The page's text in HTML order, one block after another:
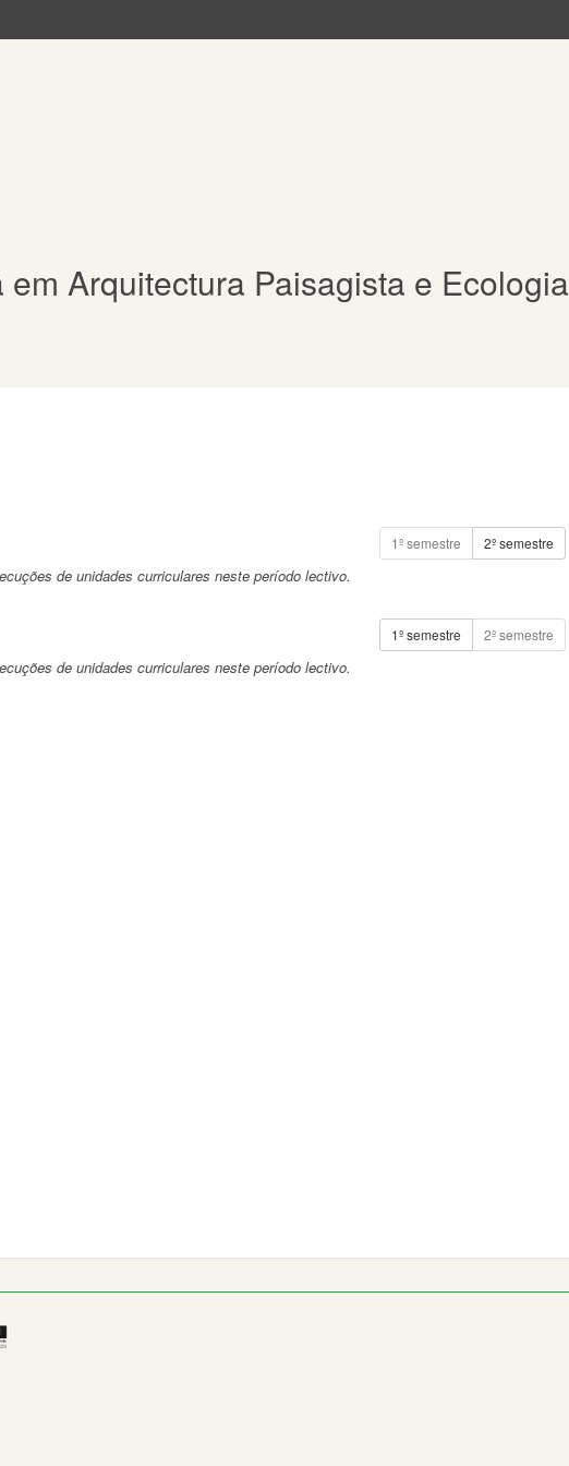
Arquitectura Paisagista e Ecologia
1º semestre 2º semestre
de unidades curriculares neste período lectivo.
1º semestre 2º semestre
de unidades curriculares neste período lectivo.